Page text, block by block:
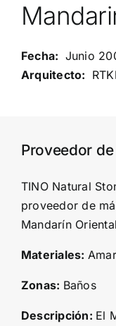
Junio
Proveedor
TINO Natural
proveedor de
Mandarín
Materiales:
Zonas: Baños
Descripción: El